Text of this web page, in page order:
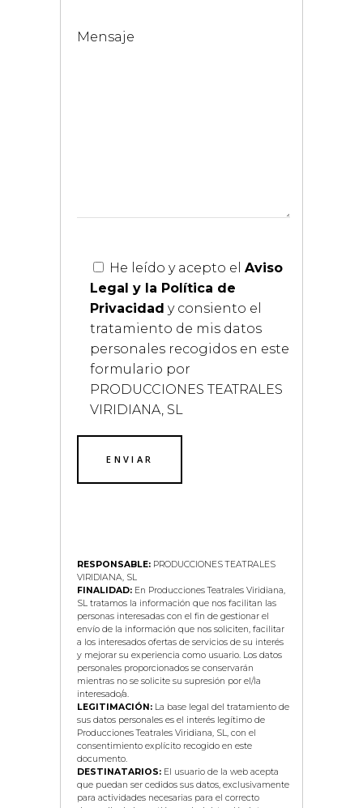
Mensaje
He leído y acepto elAviso
Legal y la Política de
Privacidad y consiento el
tratamiento de mis datos
personales recogidos en este
formulario por
PRODUCCIONES TEATRALES
VIRIDIANA, SL
RESPONSABLE: PRODUCCIONES TEATRALES
VIRIDIANA, SL
FINALIDAD: En Producciones Teatrales Viridiana,
SL tratamos la información que nos facilitan las
personas interesadas con el fin de gestionar el
envío de la información que nos soliciten, facilitar
a los interesados ofertas de servicios de su interés
y mejorar su experiencia como usuario. Los datos
personales proporcionados se conservarán
mientras no se solicite su supresión por el/la
interesado/a.
LEGITIMACIÓN: La base legal del tratamiento de
sus datos personales es el interés legítimo de
Producciones Teatrales Viridiana, SL, con el
consentimiento explícito recogido en este
documento.
DESTINATARIOS: El usuario de la web acepta
que puedan ser cedidos sus datos, exclusivamente
para actividades necesarias para el correcto